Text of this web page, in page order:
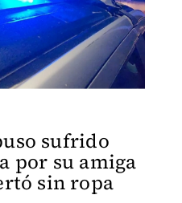
sufrido
por su amiga
sin ropa